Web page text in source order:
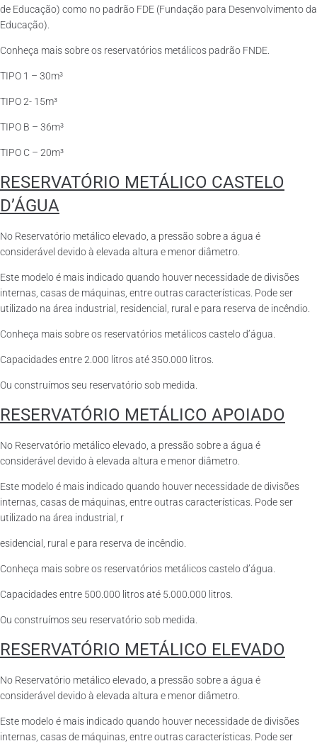
de Educação) como no padrão FDE (Fundação para Desenvolvimento da
Educação).
Conheça mais sobre os reservatórios metálicos padrão FNDE.
TIPO 1 – 30m³
TIPO 2- 15m³
TIPO B – 36m³
TIPO C – 20m³
RESERVATÓRIO METÁLICO CASTELO
D’ÁGUA
No Reservatório metálico elevado, a pressão sobre a água é
considerável devido à elevada altura e menor diâmetro.
Este modelo é mais indicado quando houver necessidade de divisões
internas, casas de máquinas, entre outras características. Pode ser
utilizado na área industrial, residencial, rural e para reserva de incêndio.
Conheça mais sobre os reservatórios metálicos castelo d’água.
Capacidades entre 2.000 litros até 350.000 litros.
Ou construímos seu reservatório sob medida.
RESERVATÓRIO METÁLICO APOIADO
No Reservatório metálico elevado, a pressão sobre a água é
considerável devido à elevada altura e menor diâmetro.
Este modelo é mais indicado quando houver necessidade de divisões
internas, casas de máquinas, entre outras características. Pode ser
utilizado na área industrial, r
esidencial, rural e para reserva de incêndio.
Conheça mais sobre os reservatórios metálicos castelo d’água.
Capacidades entre 500.000 litros até 5.000.000 litros.
Ou construímos seu reservatório sob medida.
RESERVATÓRIO METÁLICO ELEVADO
No Reservatório metálico elevado, a pressão sobre a água é
considerável devido à elevada altura e menor diâmetro.
Este modelo é mais indicado quando houver necessidade de divisões
internas, casas de máquinas, entre outras características. Pode ser